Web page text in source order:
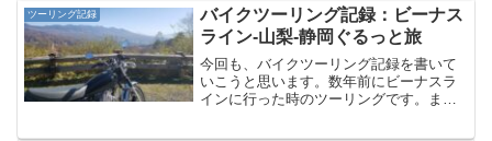
と思います。予定では室戸岬方面も行く
つもりだったのですが、時...
ツーリング記録
バイクツーリング記録：ビーナス
ライン-山梨-静岡ぐるっと旅
今回も、バイクツーリング記録を書いて
いこうと思います。数年前にビーナスラ
インに行った時のツーリングです。ま